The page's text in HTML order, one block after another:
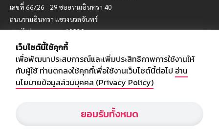
เลขที่ 66/26 - 29 ซอยรามอินทรา 40
ถนนรามอินทรา แขวงนวลจันทร์
เขตบึงกุ่ม กรุงเทพฯ 10230
โทร : 02-5088-000
อีเมล์ : webmaster@siamsport.co.th
เว็บไซต์ : www.siamsport.co.th
เว็บไซต์นี้ใช้คุกกี้
เพื่อพัฒนาประสบการณ์และเพิ่มประสิทธิภาพการใช้งานให้
กับผู้ใช้ ท่านตกลงใช้คุกกี้เพื่อใช้งานเว็บไซต์นี้ต่อไป อ่าน
นโยบายข้อมูลส่วนบุคคล (Privacy Policy)
ยอมรับทั้งหมด